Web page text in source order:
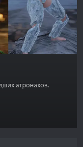
атронахов.